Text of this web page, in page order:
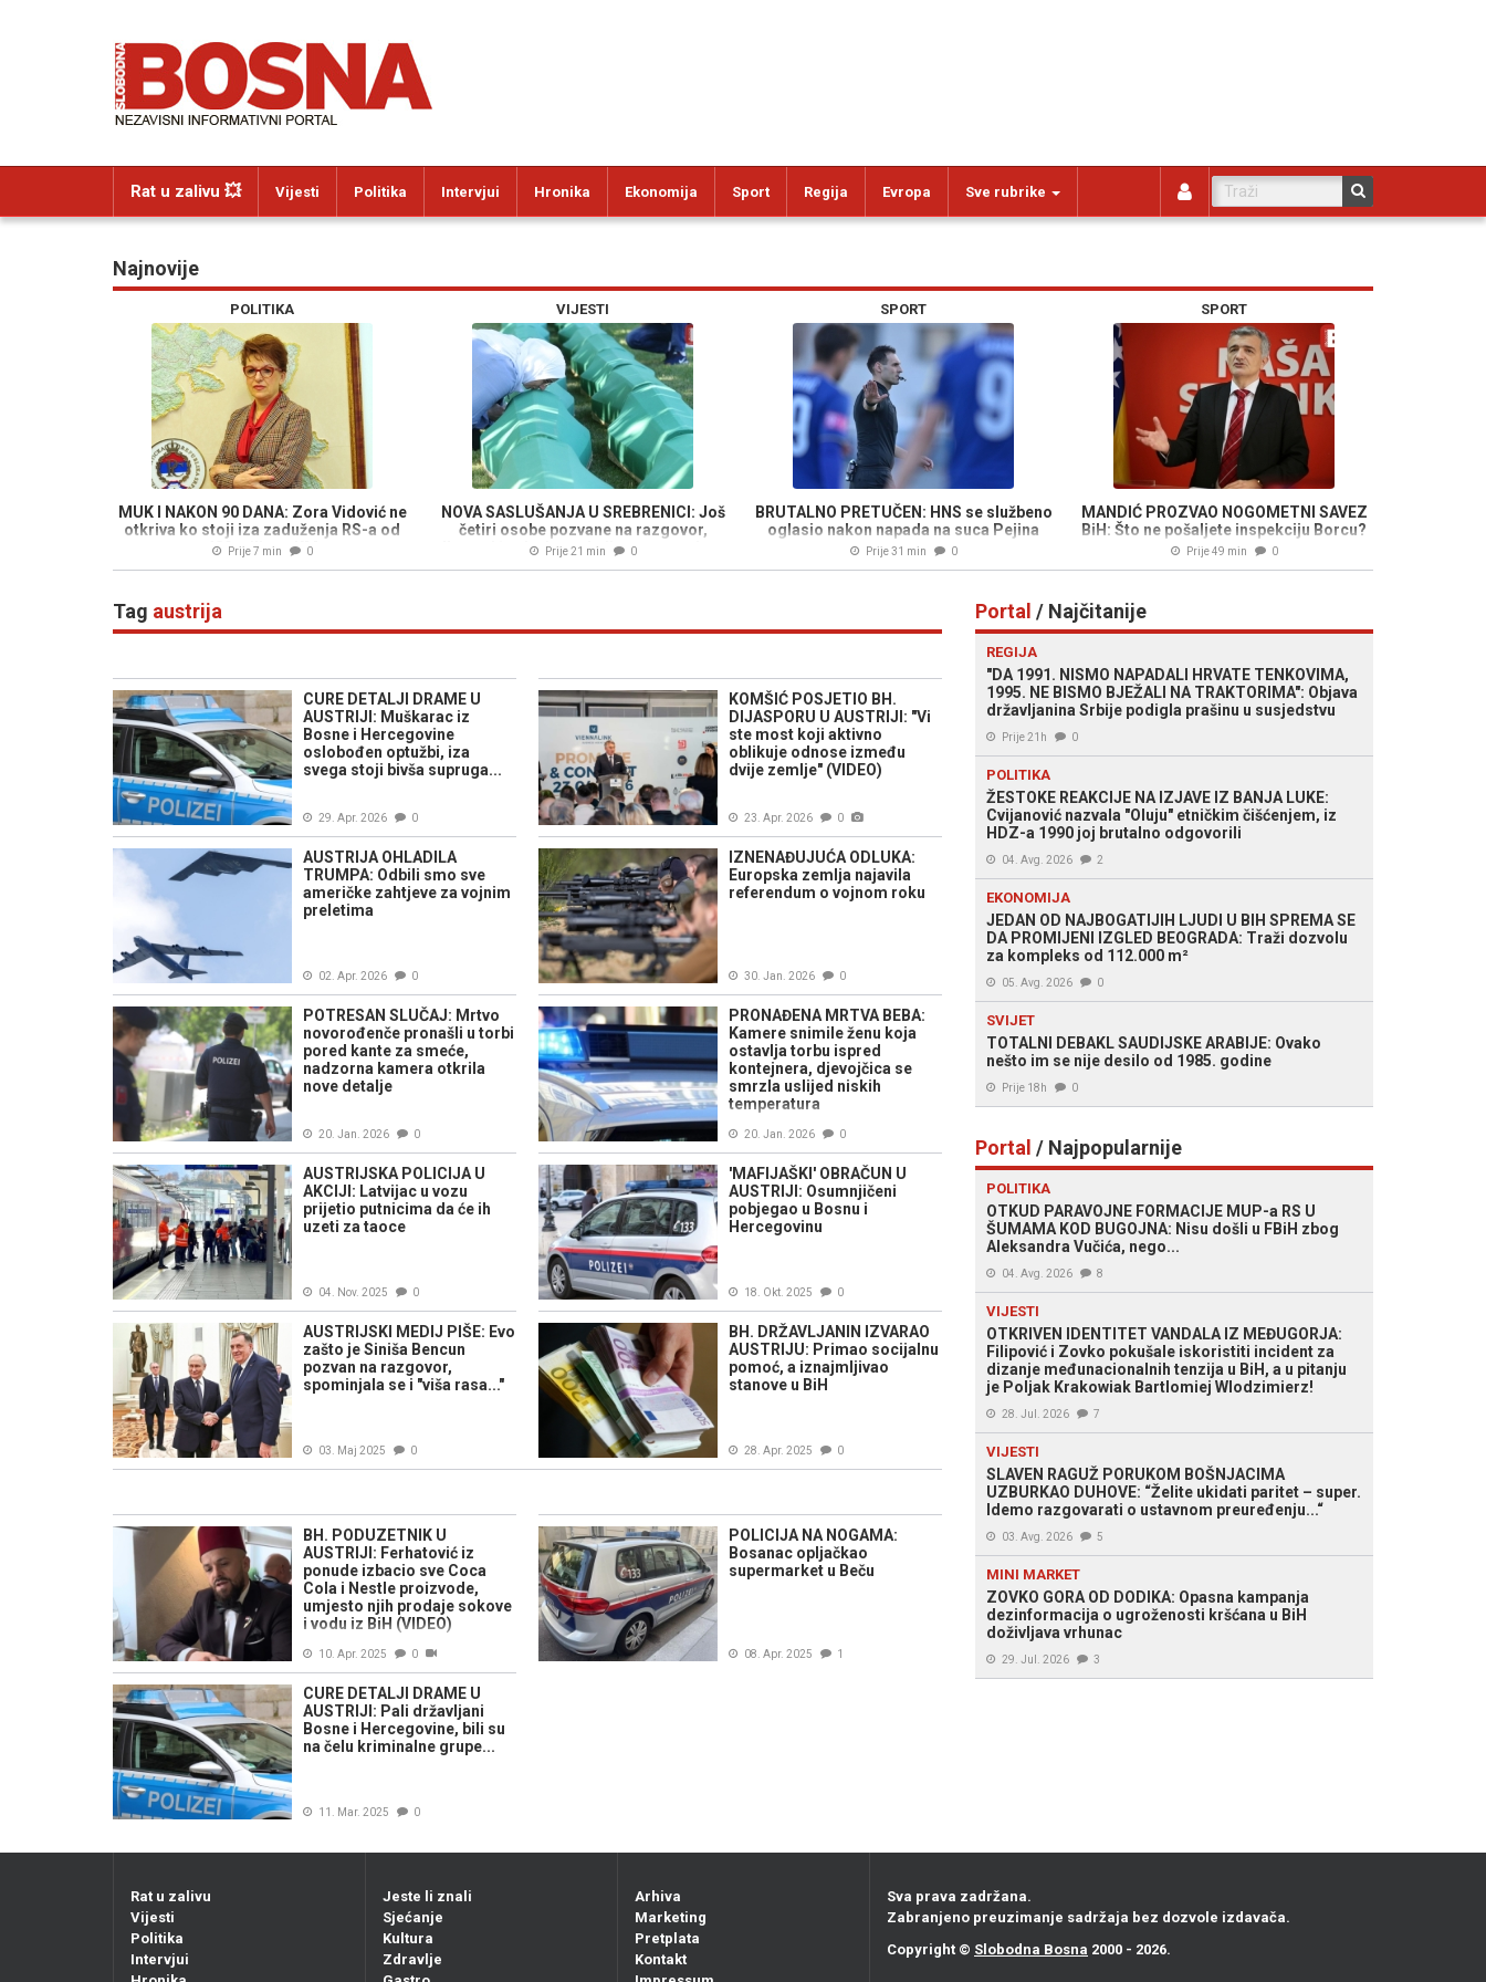
Rat u zalivu 💥 Vijesti Politika Intervjui Hronika Ekonomija Sport Regija Evropa Sve rubrike
Najnovije
POLITIKA
MUK I NAKON 90 DANA: Zora Vidović ne
otkriva ko stoji iza zaduženja RS-a od
489 miliona KM
Prije 7 min 0
VIJESTI
NOVA SASLUŠANJA U SREBRENICI: Još
četiri osobe pozvane na razgovor,
Ikanović najavio reakciju pravnog tima
Prije 21 min 0
SPORT
BRUTALNO PRETUČEN: HNS se službeno
oglasio nakon napada na suca Pejina
Prije 31 min 0
SPORT
MANDIĆ PROZVAO NOGOMETNI SAVEZ
BiH: Što ne pošaljete inspekciju Borcu?
Prije 49 min 0
Tag austrija
CURE DETALJI DRAME U
AUSTRIJI: Muškarac iz
Bosne i Hercegovine
oslobođen optužbi, iza
svega stoji bivša supruga...
29. Apr. 2026 0
KOMŠIĆ POSJETIO BH.
DIJASPORU U AUSTRIJI: "Vi
ste most koji aktivno
oblikuje odnose između
dvije zemlje" (VIDEO)
23. Apr. 2026 0
AUSTRIJA OHLADILA
TRUMPA: Odbili smo sve
američke zahtjeve za vojnim
preletima
02. Apr. 2026 0
IZNENAĐUJUĆA ODLUKA:
Europska zemlja najavila
referendum o vojnom roku
30. Jan. 2026 0
POTRESAN SLUČAJ: Mrtvo
novorođenče pronašli u torbi
pored kante za smeće,
nadzorna kamera otkrila
nove detalje
20. Jan. 2026 0
PRONAĐENA MRTVA BEBA:
Kamere snimile ženu koja
ostavlja torbu ispred
kontejnera, djevojčica se
smrzla uslijed niskih
temperatura
20. Jan. 2026 0
AUSTRIJSKA POLICIJA U
AKCIJI: Latvijac u vozu
prijetio putnicima da će ih
uzeti za taoce
04. Nov. 2025 0
'MAFIJAŠKI' OBRAČUN U
AUSTRIJI: Osumnjičeni
pobjegao u Bosnu i
Hercegovinu
18. Okt. 2025 0
AUSTRIJSKI MEDIJ PIŠE: Evo
zašto je Siniša Bencun
pozvan na razgovor,
spominjala se i "viša rasa..."
03. Maj 2025 0
BH. DRŽAVLJANIN IZVARAO
AUSTRIJU: Primao socijalnu
pomoć, a iznajmljivao
stanove u BiH
28. Apr. 2025 0
BH. PODUZETNIK U
AUSTRIJI: Ferhatović iz
ponude izbacio sve Coca
Cola i Nestle proizvode,
umjesto njih prodaje sokove
i vodu iz BiH (VIDEO)
10. Apr. 2025 0
POLICIJA NA NOGAMA:
Bosanac opljačkao
supermarket u Beču
08. Apr. 2025 1
CURE DETALJI DRAME U
AUSTRIJI: Pali državljani
Bosne i Hercegovine, bili su
na čelu kriminalne grupe...
11. Mar. 2025 0
Portal / Najčitanije
REGIJA
"DA 1991. NISMO NAPADALI HRVATE TENKOVIMA,
1995. NE BISMO BJEŽALI NA TRAKTORIMA": Objava
državljanina Srbije podigla prašinu u susjedstvu
Prije 21h 0
POLITIKA
ŽESTOKE REAKCIJE NA IZJAVE IZ BANJA LUKE:
Cvijanović nazvala "Oluju" etničkim čišćenjem, iz
HDZ-a 1990 joj brutalno odgovorili
04. Avg. 2026 2
EKONOMIJA
JEDAN OD NAJBOGATIJIH LJUDI U BIH SPREMA SE
DA PROMIJENI IZGLED BEOGRADA: Traži dozvolu
za kompleks od 112.000 m²
05. Avg. 2026 0
SVIJET
TOTALNI DEBAKL SAUDIJSKE ARABIJE: Ovako
nešto im se nije desilo od 1985. godine
Prije 18h 0
Portal / Najpopularnije
POLITIKA
OTKUD PARAVOJNE FORMACIJE MUP-a RS U
ŠUMAMA KOD BUGOJNA: Nisu došli u FBiH zbog
Aleksandra Vučića, nego...
04. Avg. 2026 8
VIJESTI
OTKRIVEN IDENTITET VANDALA IZ MEĐUGORJA:
Filipović i Zovko pokušale iskoristiti incident za
dizanje međunacionalnih tenzija u BiH, a u pitanju
je Poljak Krakowiak Bartlomiej Wlodzimierz!
28. Jul. 2026 7
VIJESTI
SLAVEN RAGUŽ PORUKOM BOŠNJACIMA
UZBURKAO DUHOVE: “Želite ukidati paritet – super.
Idemo razgovarati o ustavnom preuređenju...“
03. Avg. 2026 5
MINI MARKET
ZOVKO GORA OD DODIKA: Opasna kampanja
dezinformacija o ugroženosti kršćana u BiH
doživljava vrhunac
29. Jul. 2026 3
Rat u zalivu
Vijesti
Politika
Intervjui
Jeste li znali
Sjećanje
Kultura
Zdravlje
Arhiva
Marketing
Pretplata
Kontakt
Sva prava zadržana.
Zabranjeno preuzimanje sadržaja bez dozvole izdavača.
Copyright © Slobodna Bosna 2000 - 2026.